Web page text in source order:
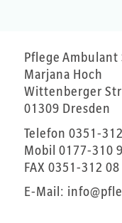
Pflege
Marjana Hoch
Wittenberger
01309 Dresden
Telefon 0351-
Mobil 0177-310
FAX 0351-312 08
E-Mail: